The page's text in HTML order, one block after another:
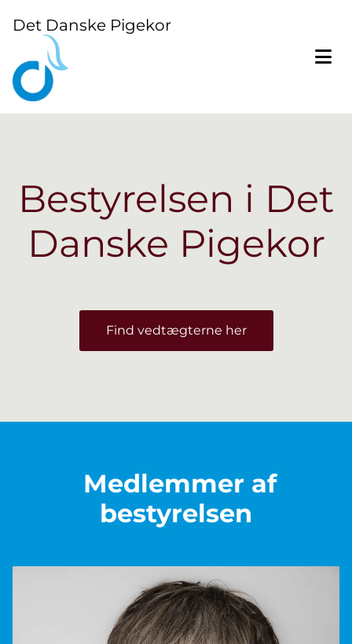
Det Danske Pigekor
Bestyrelsen i Det
Danske Pigekor
Find vedtægterne her
Medlemmer af
bestyrelsen